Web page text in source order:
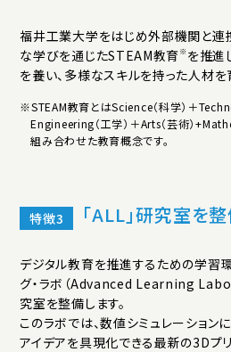
福井工業大学をはじめ外部機関と連
な学びを通じたSTEAM教育※ を推進
を養い、多様なスキルを持った人材を
※STEAM教育とはScience（科学）＋
Engineering（工学）＋Arts（芸術）
組み合わせた教育概念です。
「ALL」研究室を
デジタル教育を推進するための学習環
グ・ラボ（Advanced Learning
究室を整備します。
このラボでは、数値シミュレーション
アイデアを具現化できる最新の3Dプ